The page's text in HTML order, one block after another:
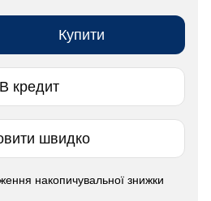
Купити
В кредит
швидко
накопичувальної знижки